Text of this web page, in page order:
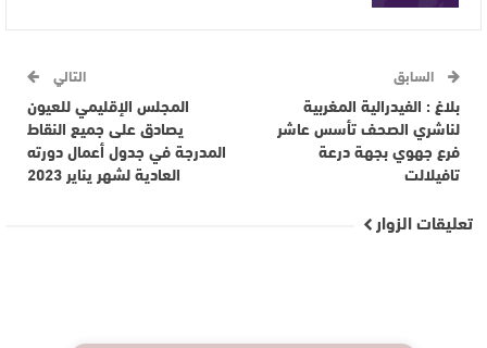
السابق
بلاغ : الفيدرالية المغربية
لناشري الصحف تأسس عاشر
فرع جهوي بجهة درعة
تافيلالت
التالي
المجلس الإقليمي للعيون
يصادق على جميع النقاط
المدرجة في جدول أعمال دورته
العادية لشهر يناير 2023
تعليقات الزوار